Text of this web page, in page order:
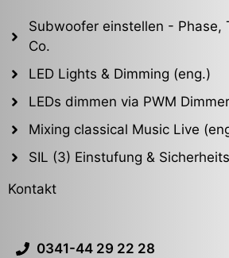
Subwoofer einstellen - Phase,
Co.
LED Lights & Dimming (eng.)
LEDs dimmen via PWM Dimmer
Mixing classical Music Live
SIL (3) Einstufung &
Kontakt
0341-44 29 22 28